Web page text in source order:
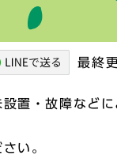
最終
置・故障など
い。